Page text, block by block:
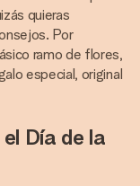
quieras
Por
ramo de flores,
especial, original
Día de la